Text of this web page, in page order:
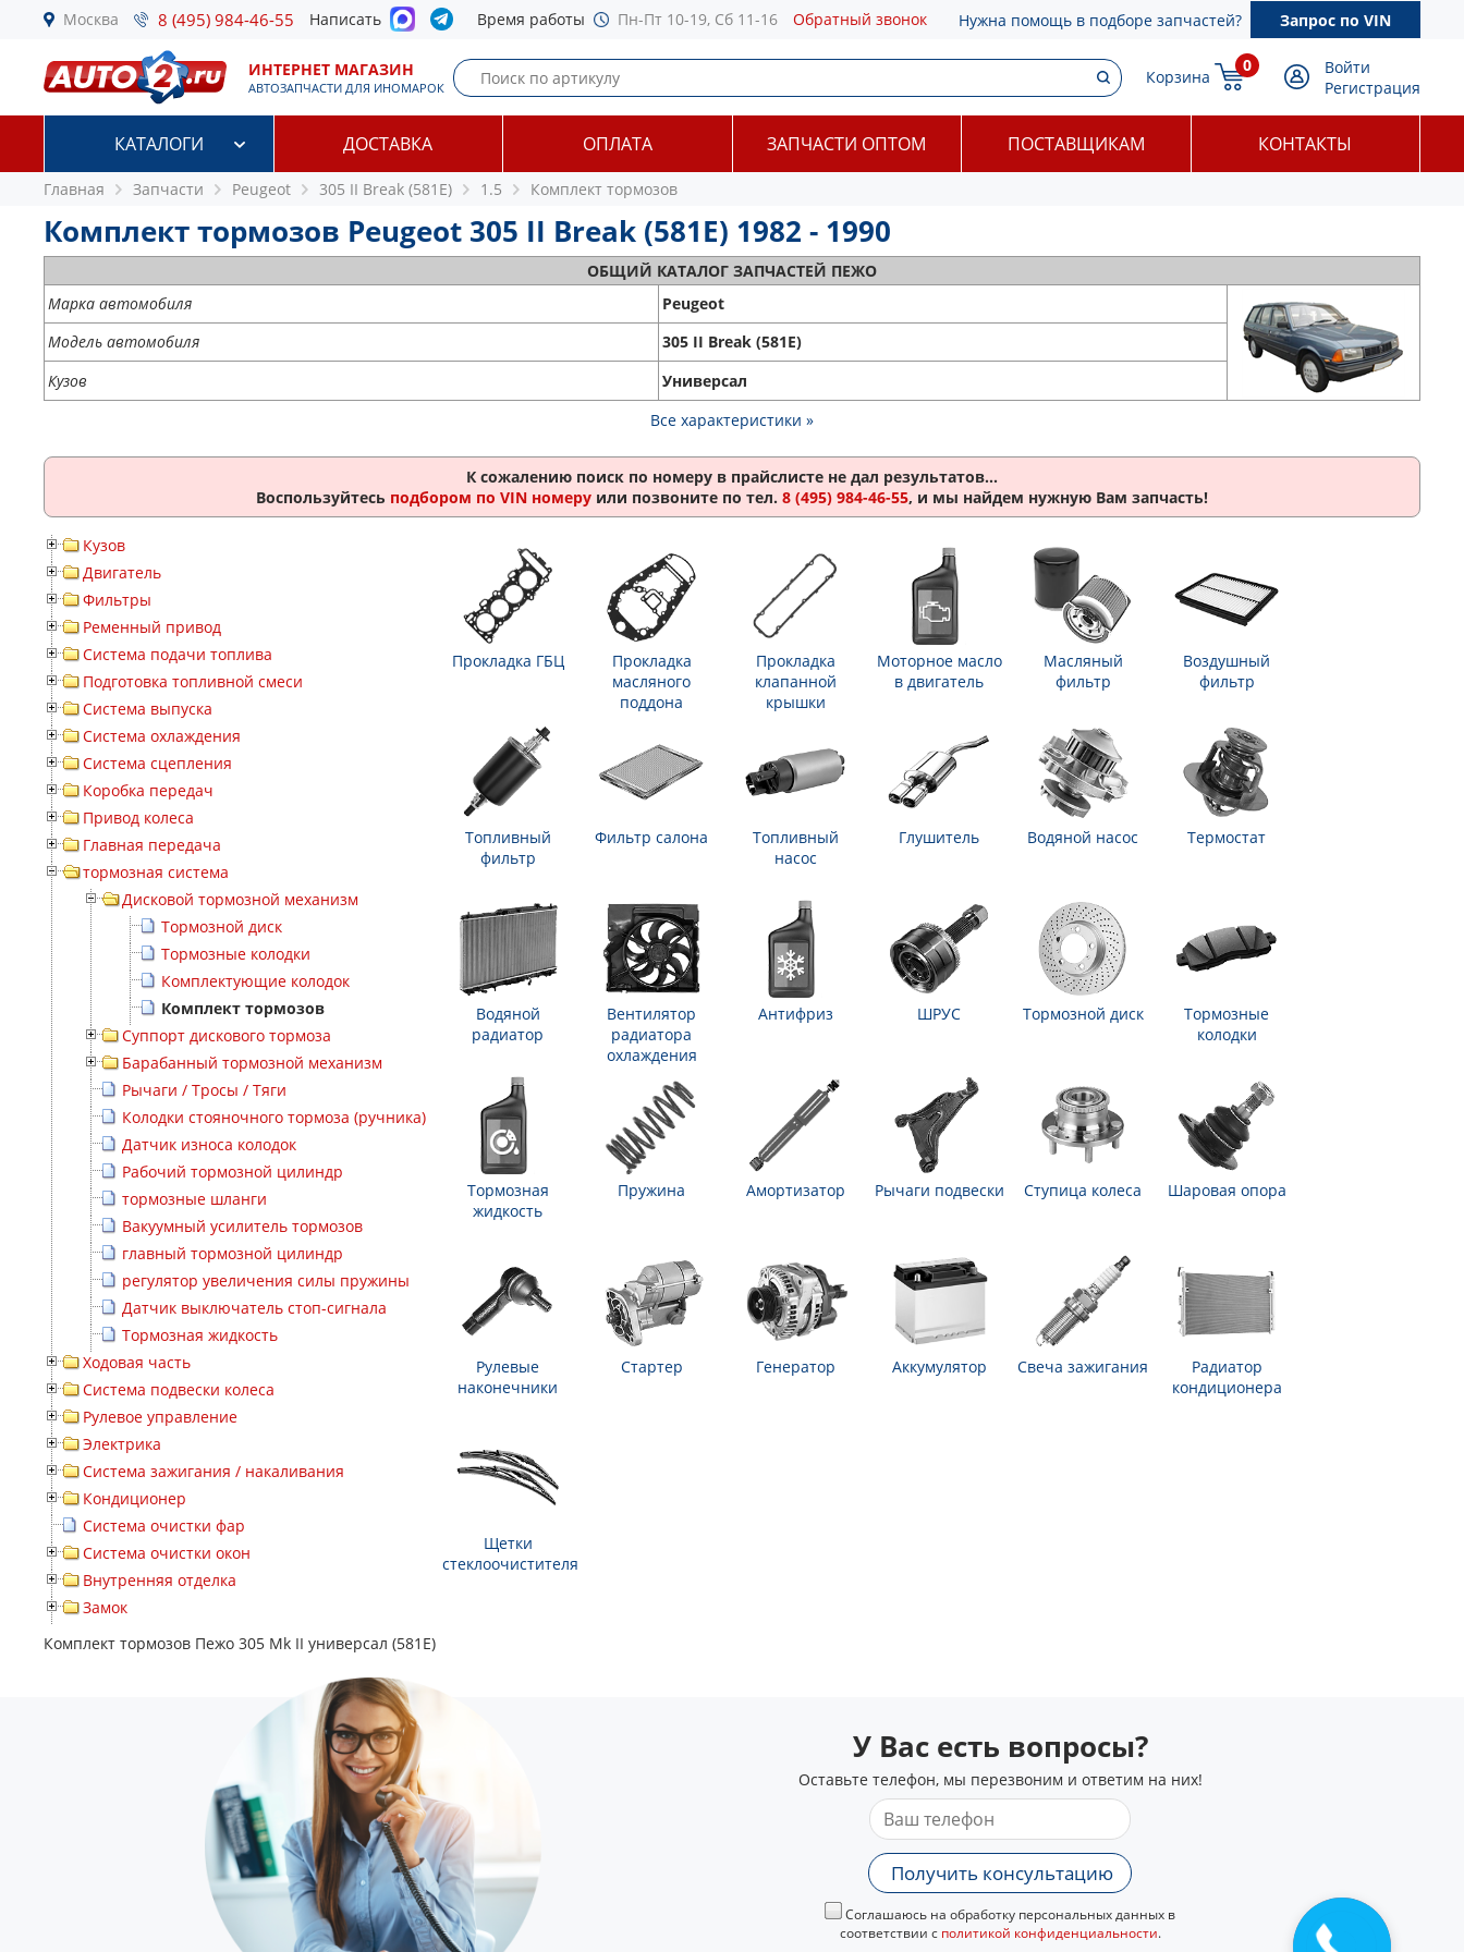
Москва 8 (495) 984-46-55 Написать Время работы Пн-Пт 10-19, Сб 11-16 Обратный звонок Нужна помощь в подборе запчастей? Запрос по VIN
ИНТЕРНЕТ МАГАЗИН
АВТОЗАПЧАСТИ ДЛЯ ИНОМАРОК
Корзина
0
Войти
Регистрация
КАТАЛОГИ ДОСТАВКА ОПЛАТА ЗАПЧАСТИ ОПТОМ ПОСТАВЩИКАМ КОНТАКТЫ
Главная Запчасти Peugeot 305 II Break (581E) 1.5 Комплект тормозов
Комплект тормозов Peugeot 305 II Break (581E) 1982 - 1990
ОБЩИЙ КАТАЛОГ ЗАПЧАСТЕЙ ПЕЖО
Марка автомобиля
Peugeot
Модель автомобиля
305 II Break (581E)
Кузов
Универсал
Все характеристики »
К сожалению поиск по номеру в прайслисте не дал результатов...
Воспользуйтесь подбором по VIN номеру или позвоните по тел. 8 (495) 984-46-55, и мы найдем нужную Вам запчасть!
Кузов
Двигатель
Фильтры
Ременный привод
Система подачи топлива
Подготовка топливной смеси
Система выпуска
Система охлаждения
Система сцепления
Коробка передач
Привод колеса
Главная передача
тормозная система
Дисковой тормозной механизм
Тормозной диск
Тормозные колодки
Комплектующие колодок
Комплект тормозов
Суппорт дискового тормоза
Барабанный тормозной механизм
Рычаги / Тросы / Тяги
Колодки стояночного тормоза (ручника)
Датчик износа колодок
Рабочий тормозной цилиндр
тормозные шланги
Вакуумный усилитель тормозов
главный тормозной цилиндр
регулятор увеличения силы пружины
Датчик выключатель стоп-сигнала
Тормозная жидкость
Ходовая часть
Система подвески колеса
Рулевое управление
Электрика
Система зажигания / накаливания
Кондиционер
Система очистки фар
Система очистки окон
Внутренняя отделка
Замок
Прокладка ГБЦ
Прокладка
масляного
поддона
Прокладка
клапанной
крышки
Моторное масло
в двигатель
Масляный
фильтр
Воздушный
фильтр
Топливный
фильтр
Фильтр салона
Топливный
насос
Глушитель Водяной насос Термостат
Водяной
радиатор
Вентилятор
радиатора
охлаждения
Антифриз ШРУС Тормозной диск
Тормозные
колодки
Тормозная
жидкость
Пружина Амортизатор Рычаги подвески Ступица колеса Шаровая опора
Рулевые
наконечники
Стартер Генератор Аккумулятор Свеча зажигания
Радиатор
кондиционера
Щетки
стеклоочистителя
Комплект тормозов Пежо 305 Mk II универсал (581E)
У Вас есть вопросы?
Оставьте телефон, мы перезвоним и ответим на них!
Получить консультацию
Соглашаюсь на обработку персональных данных в
соответствии с политикой конфиденциальности. Закажите